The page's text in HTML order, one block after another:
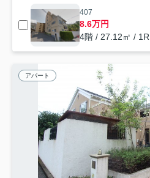
407
8.6万円
4階 / 27.12㎡ / 1R
アパート